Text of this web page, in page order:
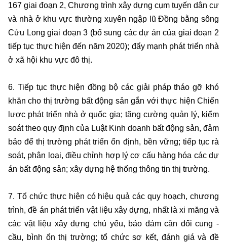
167 giai đoạn 2, Chương trình xây dựng cụm tuyến dân cư
và nhà ở khu vực thường xuyên ngập lũ Đồng bằng sông
Cửu Long giai đoạn 3 (bổ sung các dự án của giai đoạn 2
tiếp tục thực hiện đến năm 2020); đẩy mạnh phát triển nhà
ở xã hội khu vực đô thị.
6. Tiếp tục thực hiện đồng bộ các giải pháp tháo gỡ khó
khăn cho thị trường bất động sản gắn với thực hiện Chiến
lược phát triển nhà ở quốc gia; tăng cường quản lý, kiểm
soát theo quy định của Luật Kinh doanh bất động sản, đảm
bảo để thị trường phát triển ổn định, bền vững; tiếp tục rà
soát, phân loại, điều chỉnh hợp lý cơ cấu hàng hóa các dự
án bất động sản; xây dựng hệ thống thông tin thị trường.
7. Tổ chức thực hiện có hiệu quả các quy hoạch, chương
trình, đề án phát triển vật liệu xây dựng, nhất là xi măng và
các vật liệu xây dựng chủ yếu, bảo đảm cân đối cung -
cầu, bình ổn thị trường; tổ chức sơ kết, đánh giá và đề